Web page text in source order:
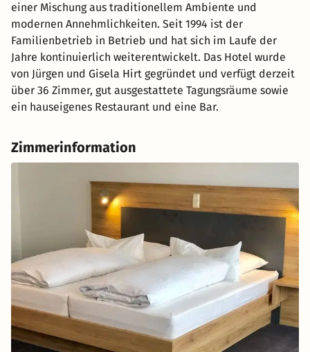
einer Mischung aus traditionellem Ambiente und
modernen Annehmlichkeiten. Seit 1994 ist der
Familienbetrieb in Betrieb und hat sich im Laufe der
Jahre kontinuierlich weiterentwickelt. Das Hotel wurde
von Jürgen und Gisela Hirt gegründet und verfügt derzeit
über 36 Zimmer, gut ausgestattete Tagungsräume sowie
ein hauseigenes Restaurant und eine Bar.
Zimmerinformation